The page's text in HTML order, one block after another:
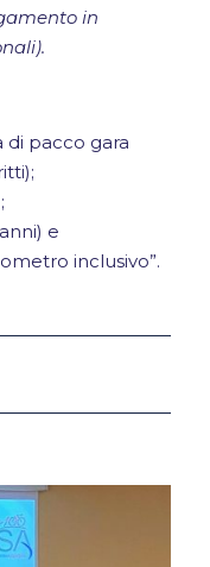
in
di pacco gara
e
inclusivo”.